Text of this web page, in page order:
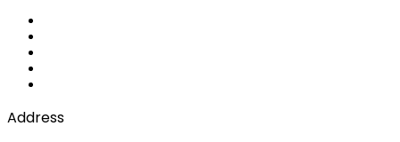
Address